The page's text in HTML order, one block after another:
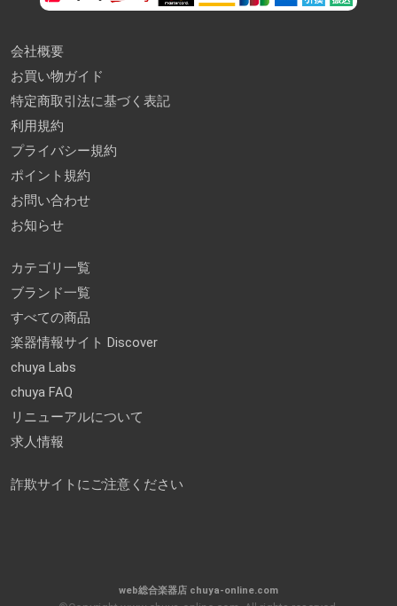
会社概要
お買い物ガイド
特定商取引法に基づく表記
利用規約
プライバシー規約
ポイント規約
お問い合わせ
お知らせ
カテゴリ一覧
ブランド一覧
すべての商品
楽器情報サイト Discover
chuya Labs
chuya FAQ
リニューアルについて
求人情報
詐欺サイトにご注意ください
web総合楽器店 chuya-online.com